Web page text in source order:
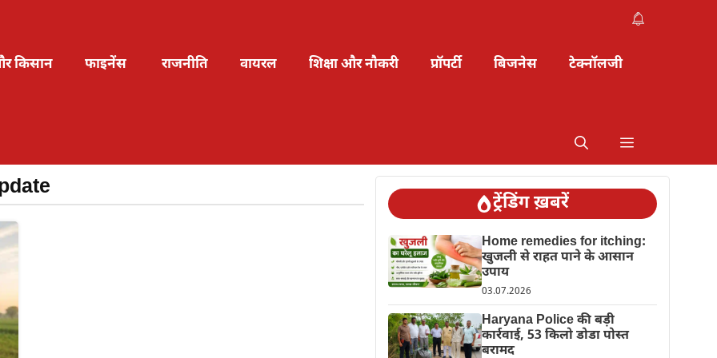
किसान फाइनेंस राजनीति वायरल शिक्षा और नौकरी प्रॉपर्टी बिजनेस टेक्नॉलजी
ट्रेंडिंग ख़बरें
Home remedies for itching:
खुजली से राहत पाने के आसान
उपाय
03.07.2026
Haryana Police की बड़ी
कार्रवाई, 53 किलो डोडा पोस्त
बरामद